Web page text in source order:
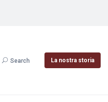
Search La nostra storia